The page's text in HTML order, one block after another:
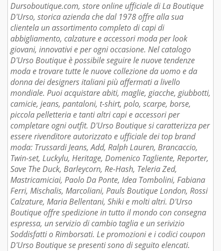
Dursoboutique.com, store online ufficiale di La Boutique
D'Urso, storica azienda che dal 1978 offre alla sua
clientela un assortimento completo di capi di
abbigliamento, calzature e accessori moda per look
giovani, innovativi e per ogni occasione. Nel catalogo
D'Urso Boutique è possibile seguire le nuove tendenze
moda e trovare tutte le nuove collezione da uomo e da
donna dei designers italiani più affermati a livello
mondiale. Puoi acquistare abiti, maglie, giacche, giubbotti,
camicie, jeans, pantaloni, t-shirt, polo, scarpe, borse,
piccola pelletteria e tanti altri capi e accessori per
completare ogni outfit. D'Urso Boutique si caratterizza per
essere rivenditore autorizzato e ufficiale dei top brand
moda: Trussardi Jeans, Add, Ralph Lauren, Brancaccio,
Twin-set, Luckylu, Heritage, Domenico Tagliente, Reporter,
Save The Duck, Barleycorn, Re-Hash, Teleria Zed,
Mastricamiciai, Paolo Da Ponte, Idea Tombolini, Fabiana
Ferri, Mischalis, Marcoliani, Pauls Boutique London, Rossi
Calzature, Maria Bellentani, Shiki e molti altri. D'Urso
Boutique offre spedizione in tutto il mondo con consegna
espressa, un servizio di cambio taglia e un serivizio
Soddisfatti o Rimborsati. Le promozioni e i codici coupon
D'Urso Boutique se presenti sono di seguito elencati.